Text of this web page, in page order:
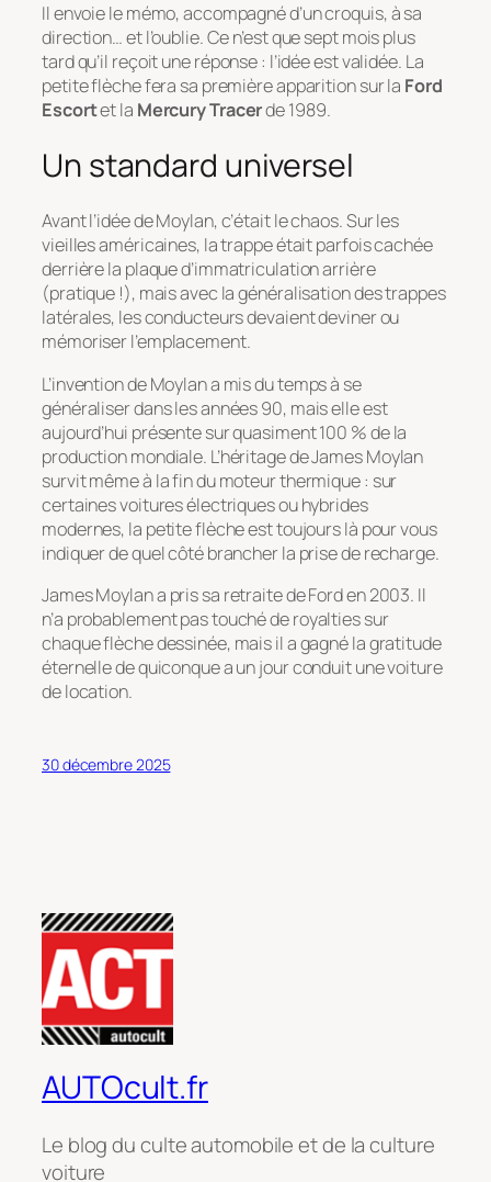
Il envoie le mémo, accompagné d’un croquis, à sa
direction… et l’oublie. Ce n’est que sept mois plus
tard qu’il reçoit une réponse : l’idée est validée. La
petite flèche fera sa première apparition sur la Ford
Escortet la Mercury Tracerde 1989.
Un standard universel
Avant l’idée de Moylan, c’était le chaos. Sur les
vieilles américaines, la trappe était parfois cachée
derrière la plaque d’immatriculation arrière
(pratique !), mais avec la généralisation des trappes
latérales, les conducteurs devaient deviner ou
mémoriser l’emplacement.
L’invention de Moylan a mis du temps à se
généraliser dans les années 90, mais elle est
aujourd’hui présente sur quasiment 100 % de la
production mondiale. L’héritage de James Moylan
survit même à la fin du moteur thermique : sur
certaines voitures électriques ou hybrides
modernes, la petite flèche est toujours là pour vous
indiquer de quel côté brancher la prise de recharge.
James Moylan a pris sa retraite de Ford en 2003. Il
n’a probablement pas touché de royalties sur
chaque flèche dessinée, mais il a gagné la gratitude
éternelle de quiconque a un jour conduit une voiture
de location.
30 décembre 2025
AUTOcult.fr
Le blog du culte automobile et de la culture
voiture